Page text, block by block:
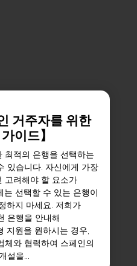
거주자를 위한
이드】
최적의 은행을 선택하는
있습니다. 자신에게 가장
고려해야 할 요소가
는 선택할 수 있는 은행이
하지 마세요. 저희가
은행을 안내해
지원을 원하시는 경우,
체와 협력하여 스페인의
설을...